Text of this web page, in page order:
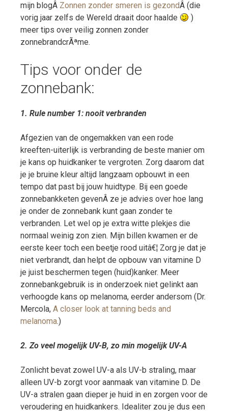
mijn blogÂ Zonnen zonder smeren is gezondÂ (die
vorig jaar zelfs de Wereld draait door haalde
)
meer tips over veilig zonnen zonder
zonnebrandcrÃªme.
Tips voor onder de
zonnebank:
1. Rule number 1: nooit verbranden
Afgezien van de ongemakken van een rode
kreeften-uiterlijk is verbranding de beste manier om
je kans op huidkanker te vergroten. Zorg daarom dat
je je bruine kleur altijd langzaam opbouwt in een
tempo dat past bij jouw huidtype. Bij een goede
zonnebankketen gevenÂ ze je advies over hoe lang
je onder de zonnebank kunt gaan zonder te
verbranden. Let wel op je extra witte plekjes die
normaal weinig zon zien. Mijn billen kwamen er de
eerste keer toch een beetje rood uitâ€¦ Zorg je dat je
niet verbrandt, dan helpt de opbouw van vitamine D
je juist beschermen tegen (huid)kanker. Meer
zonnebankgebruik is in onderzoek niet gelinkt aan
verhoogde kans op melanoma, eerder andersom (Dr.
Mercola, A closer look at tanning beds and
melanoma.)
2. Zo veel mogelijk UV-B, zo min mogelijk UV-A
Zonlicht bevat zowel UV-a als UV-b straling, maar
alleen UV-b zorgt voor aanmaak van vitamine D. De
UV-a stralen gaan dieper je huid in en zorgen voor de
veroudering en huidkankers. Idealiter zou je dus een